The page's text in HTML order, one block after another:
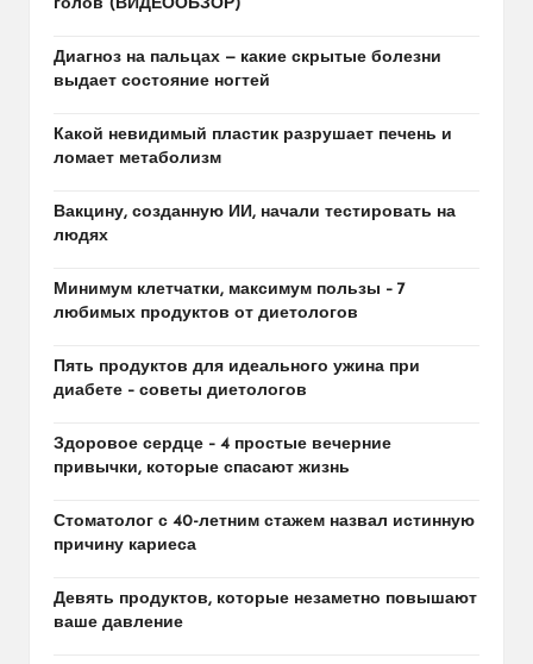
голов (ВИДЕООБЗОР)
Диагноз на пальцах — какие скрытые болезни
выдает состояние ногтей
Какой невидимый пластик разрушает печень и
ломает метаболизм
Вакцину, созданную ИИ, начали тестировать на
людях
Минимум клетчатки, максимум пользы – 7
любимых продуктов от диетологов
Пять продуктов для идеального ужина при
диабете – советы диетологов
Здоровое сердце – 4 простые вечерние
привычки, которые спасают жизнь
Стоматолог с 40-летним стажем назвал истинную
причину кариеса
Девять продуктов, которые незаметно повышают
ваше давление